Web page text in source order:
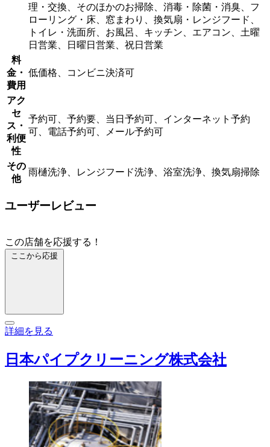
理・交換、そのほかのお掃除、消毒・除菌・消臭、フ
ローリング・床、窓まわり、換気扇・レンジフード、
トイレ・洗面所、お風呂、キッチン、エアコン、土曜
日営業、日曜日営業、祝日営業
料
金・
費用
低価格、コンビニ決済可
アク
セ
ス・
利便
性
予約可、予約要、当日予約可、インターネット予約
可、電話予約可、メール予約可
その
他
雨樋洗浄、レンジフード洗浄、浴室洗浄、換気扇掃除
ユーザーレビュー
この店舗を応援する！
ここから応援
詳細を見る
日本パイプクリーニング株式会社